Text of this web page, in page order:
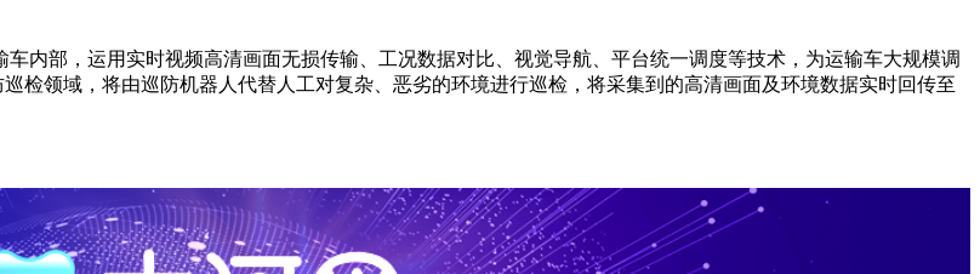
部，运用实时视频高清画面无损传输、工况数据对比、视觉导航、平台统一调度等技术，为运输车大规模调
检领域，将由巡防机器人代替人工对复杂、恶劣的环境进行巡检，将采集到的高清画面及环境数据实时回传至